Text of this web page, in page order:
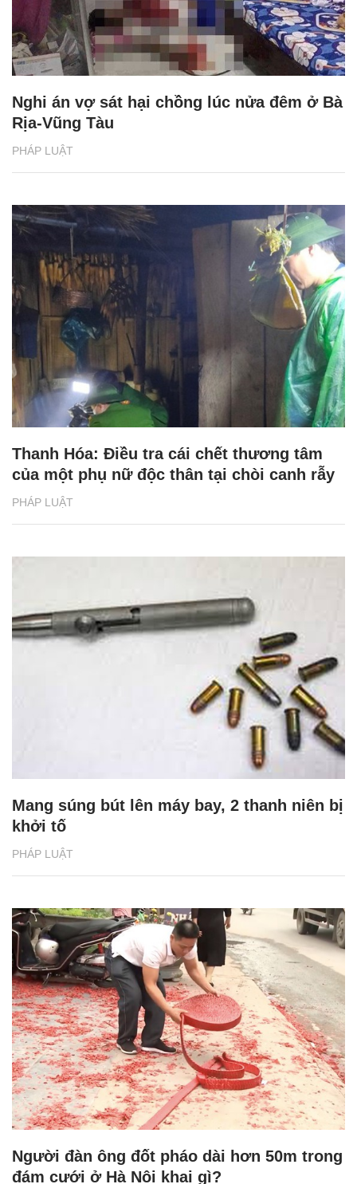
PHÁP LUẬT
Nghi án vợ sát hại chồng lúc nửa đêm ở Bà
Rịa-Vũng Tàu
PHÁP LUẬT
Thanh Hóa: Điều tra cái chết thương tâm
của một phụ nữ độc thân tại chòi canh rẫy
PHÁP LUẬT
Mang súng bút lên máy bay, 2 thanh niên bị
khởi tố
Người đàn ông đốt pháo dài hơn 50m trong
đám cưới ở Hà Nội khai gì?